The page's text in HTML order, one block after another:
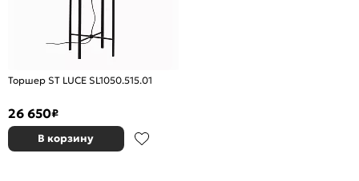
Торшер ST LUCE SL1050.515.01
26 650₽
В корзину